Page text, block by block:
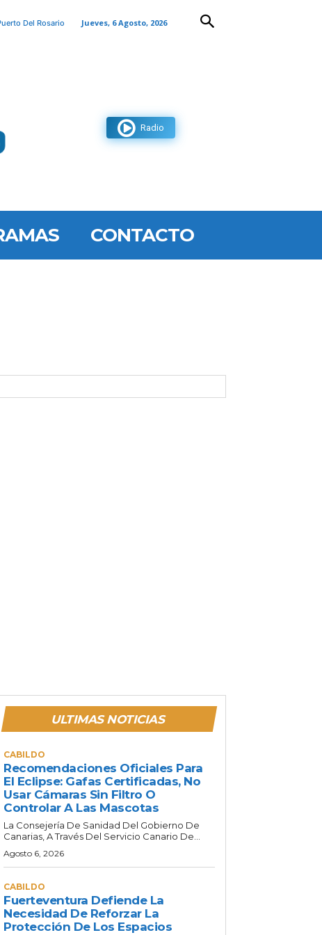
Del Rosario Jueves, 6 Agosto, 2026
Radio
CONTACTO
ULTIMAS NOTICIAS
CABILDO
Recomendaciones Oficiales Para
El Eclipse: Gafas Certificadas, No
Usar Cámaras Sin Filtro O
Controlar A Las Mascotas
La Consejería De Sanidad Del Gobierno De
Canarias, A Través Del Servicio Canario De...
Agosto 6, 2026
CABILDO
Fuerteventura Defiende La
Necesidad De Reforzar La
Protección De Los Espacios